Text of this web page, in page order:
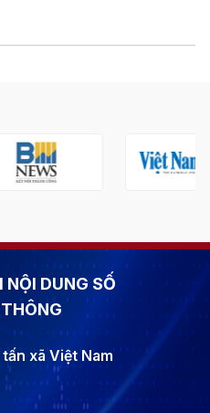
NỘI DUNG SỐ
xã Việt Nam